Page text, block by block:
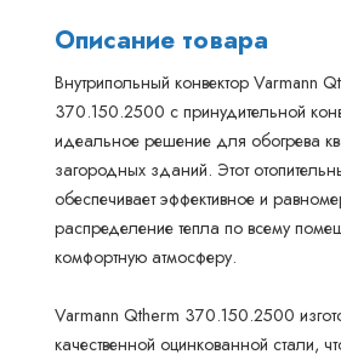
Описание товара
Внутрипольный конвектор Varmann
370.150.2500 с принудительной
идеальное решение для обогрева
загородных зданий. Этот
обеспечивает эффективное и
распределение тепла по всему
комфортную атмосферу.
Varmann Qtherm 370.150.2500
качественной оцинкованной стали,